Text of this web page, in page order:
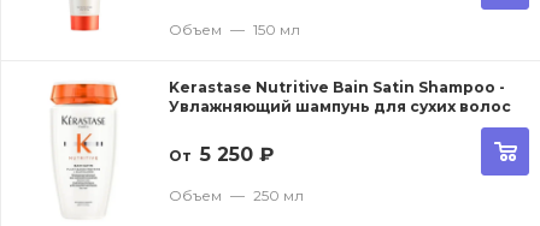
Объем — 150 мл
Kerastase Nutritive Bain Satin Shampoo -
Увлажняющий шампунь для сухих волос
От 5 250 ₽
Объем — 250 мл